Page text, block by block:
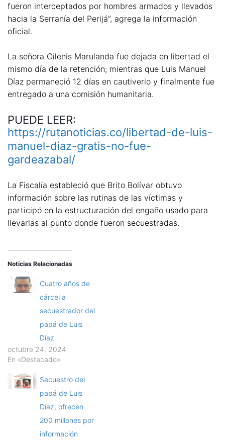
fueron interceptados por hombres armados y llevados
hacia la Serranía del Perijá”, agrega la información
oficial.
La señora Cilenis Marulanda fue dejada en libertad el
mismo día de la retención; mientras que Luis Manuel
Díaz permaneció 12 días en cautiverio y finalmente fue
entregado a una comisión humanitaria.
PUEDE LEER:
https://rutanoticias.co/libertad-de-luis-
manuel-diaz-gratis-no-fue-
gardeazabal/
La Fiscalía estableció que Brito Bolívar obtuvo
información sobre las rutinas de las víctimas y
participó en la estructuración del engaño usado para
llevarlas al punto donde fueron secuestradas.
Noticias Relacionadas
Cuatro años de
cárcel a
secuestrador del
papá de Luis
Díaz
octubre 24, 2024
En «Destacado»
Secuestro del
papá de Luis
Díaz, ofrecen
200 millones por
información